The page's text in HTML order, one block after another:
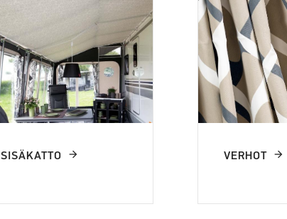
SISÄKATTO VERHOT